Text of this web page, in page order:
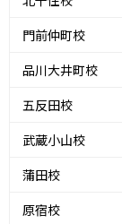
門前仲町校
品川大井町校
五反田校
武蔵小山校
蒲田校
原宿校